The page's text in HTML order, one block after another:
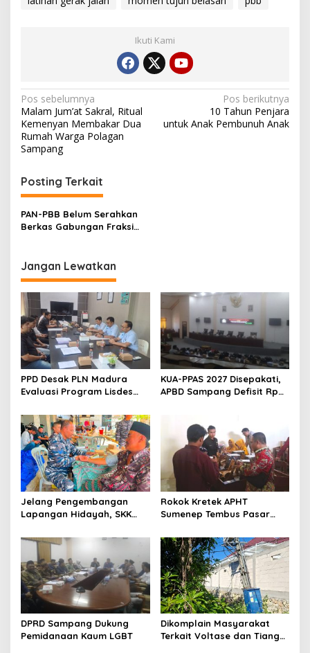
Ikuti Kami
Navigasi
pos
Pos sebelumnya
Malam Jum’at Sakral, Ritual
Kemenyan Membakar Dua
Rumah Warga Polagan
Sampang
Pos berikutnya
10 Tahun Penjara
untuk Anak Pembunuh Anak
Posting Terkait
PAN-PBB Belum Serahkan
Berkas Gabungan Fraksi
Jangan Lewatkan
PPD Desak PLN Madura
Evaluasi Program Lisdes
KUA-PPAS 2027 Disepakati,
APBD Sampang Defisit Rp
Jelang Pengembangan
Lapangan Hidayah, SKK
Perkuat Sinergi dengan
Nelayan Sampang
Rokok Kretek APHT
Sumenep Tembus Pasar
DPRD Sampang Dukung
Pemidanaan Kaum LGBT
Dikomplain Masyarakat
Terkait Voltase dan Tiang